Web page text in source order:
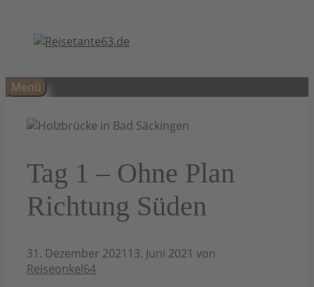
springen
Menü
Tag 1 – Ohne Plan
Richtung Süden
31. Dezember 2021 13. Juni 2021 von
Reiseonkel64